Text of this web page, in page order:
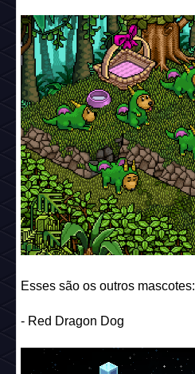
Esses são os outros mascotes:
- Red Dragon Dog